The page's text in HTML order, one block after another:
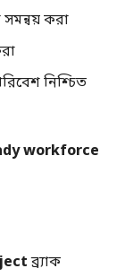
সমন্বয় করা
নিশ্চিত
workforce
ব্র্যাক